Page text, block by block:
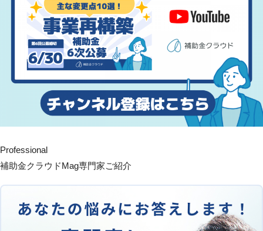
Professional
補助金クラウドMag専門家ご紹介